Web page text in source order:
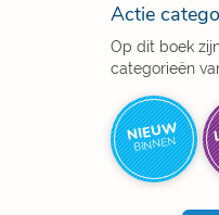
Actie
Op dit boek
categorieën
NIEUW
BINNEN